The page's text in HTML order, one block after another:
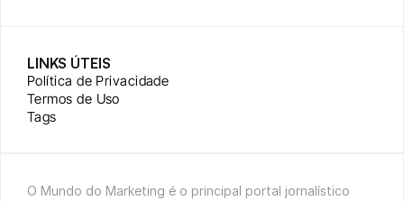
LINKS ÚTEIS
Política de Privacidade
Termos de Uso
Tags
O Mundo do Marketing é o principal portal jornalístico